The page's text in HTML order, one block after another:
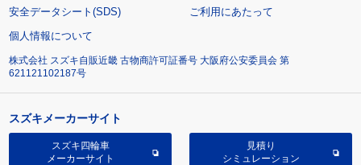
安全データシート(SDS)
ご利用にあたって
個人情報について
株式会社 スズキ自販近畿 古物商許可証番号 大阪府公安委員会 第
621121102187号
スズキメーカーサイト
スズキ四輪車
メーカーサイト
見積り
シミュレーション